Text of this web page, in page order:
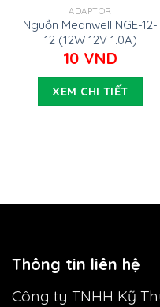
ADAPTOR
Nguồn Meanwell NGE-12-
12 (12W 12V 1.0A)
10 VND
XEM CHI TIẾT
Thông tin liên hệ
Công ty TNHH Kỹ